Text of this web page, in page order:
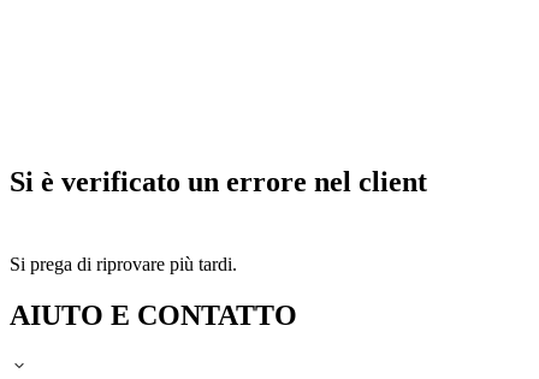
Si è verificato un errore nel client
Si prega di riprovare più tardi.
AIUTO E CONTATTO